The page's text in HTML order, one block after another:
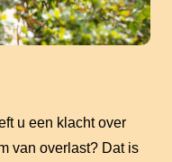
u een klacht over
van overlast? Dat is